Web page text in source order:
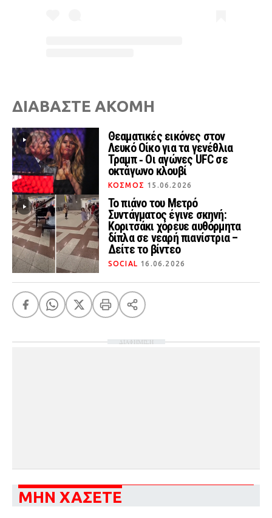
ΔΙΑΒΑΣΤΕ ΑΚΟΜΗ
Θεαματικές εικόνες στον
Λευκό Οίκο για τα γενέθλια
Τραμπ ‑ Οι αγώνες UFC σε
οκτάγωνο κλουβί
ΚΟΣΜΟΣ 15.06.2026
Το πιάνο του Μετρό
Συντάγματος έγινε σκηνή:
Κοριτσάκι χόρευε αυθόρμητα
δίπλα σε νεαρή πιανίστρια –
Δείτε το βίντεο
SOCIAL 16.06.2026
ΔΙΑΦΗΜΙΣΗ
ΜΗΝ ΧΑΣΕΤΕ